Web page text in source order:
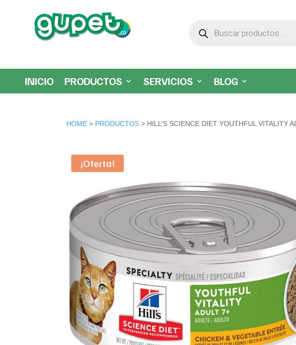
productos
INICIO PRODUCTOS SERVICIOS BLOG
HOME > PRODUCTOS > HILL’S SCIENCE DIET YOUTHFUL VITALITY
¡Oferta!